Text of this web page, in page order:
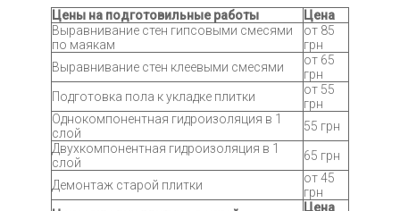
Цены на подготовильные работы
Цена
Выравнивание стен гипсовыми смесями
по маякам
от 85
грн
Выравнивание стен клеевыми смесями
от 65
грн
Подготовка пола к укладке плитки
от 55
грн
Однокомпонентная гидроизоляция в 1
слой
55 грн
Двухкомпонентная гидроизоляция в 1
слой
65 грн
Демонтаж старой плитки
от 45
грн
Цена